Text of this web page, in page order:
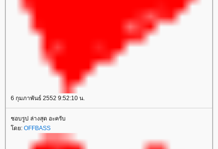
6 กุมภาพันธ์ 2552 9:52:10 น.
ชอบรูป ล่างสุด อะครับ
ดย: OFFBASS